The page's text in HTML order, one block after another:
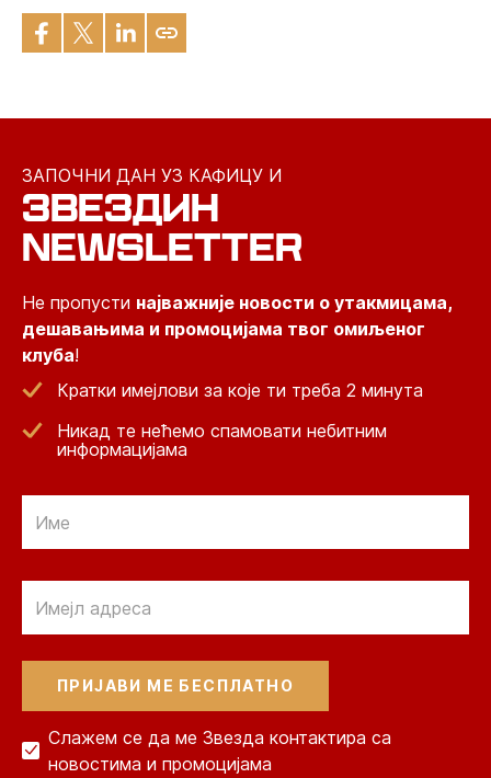
ЗАПОЧНИ ДАН УЗ КАФИЦУ И
ЗВЕЗДИН
NEWSLETTER
Не пропусти најважније новости о утакмицама,
дешавањима и промоцијама твог омиљеног
клуба!
Кратки имејлови за које ти треба 2 минута
Никад те нећемо спамовати небитним
информацијама
Слажем се да ме Звезда контактира са
новостима и промоцијама